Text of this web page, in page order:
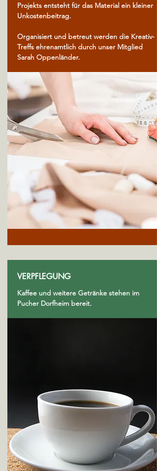
Projekts entsteht für das Material ein kleiner
Unkostenbeitrag.
Organisiert und betreut werden die Kreativ-
Treffs ehrenamtlich durch unser Mitglied
Sarah Oppenländer.
VERPFLEGUNG
Kaffee und weitere Getränke stehen im
Pucher Dorfheim bereit.